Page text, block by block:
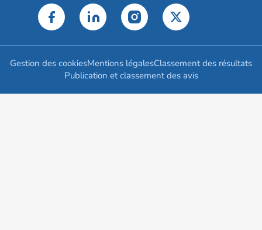
Gestion des cookiesMentions légalesClassement des résultats
Publication et classement des avis